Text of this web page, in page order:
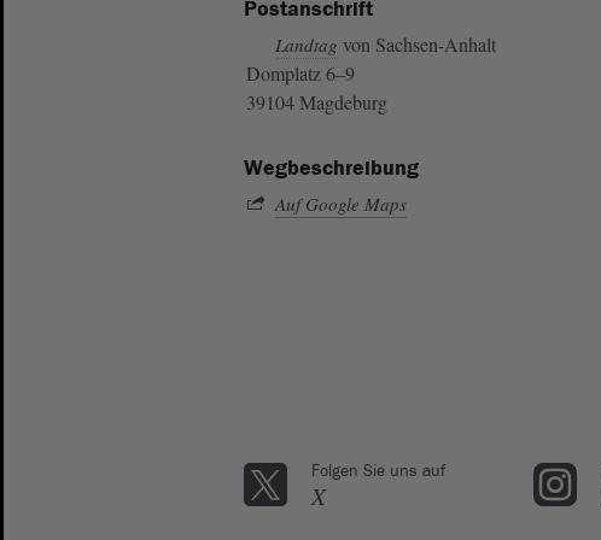
Postanschrift
Landtag von Sachsen-Anhalt
Domplatz 6–9
39104 Magdeburg
Wegbeschreibung
Auf Google Maps
Folgen Sie uns auf
X